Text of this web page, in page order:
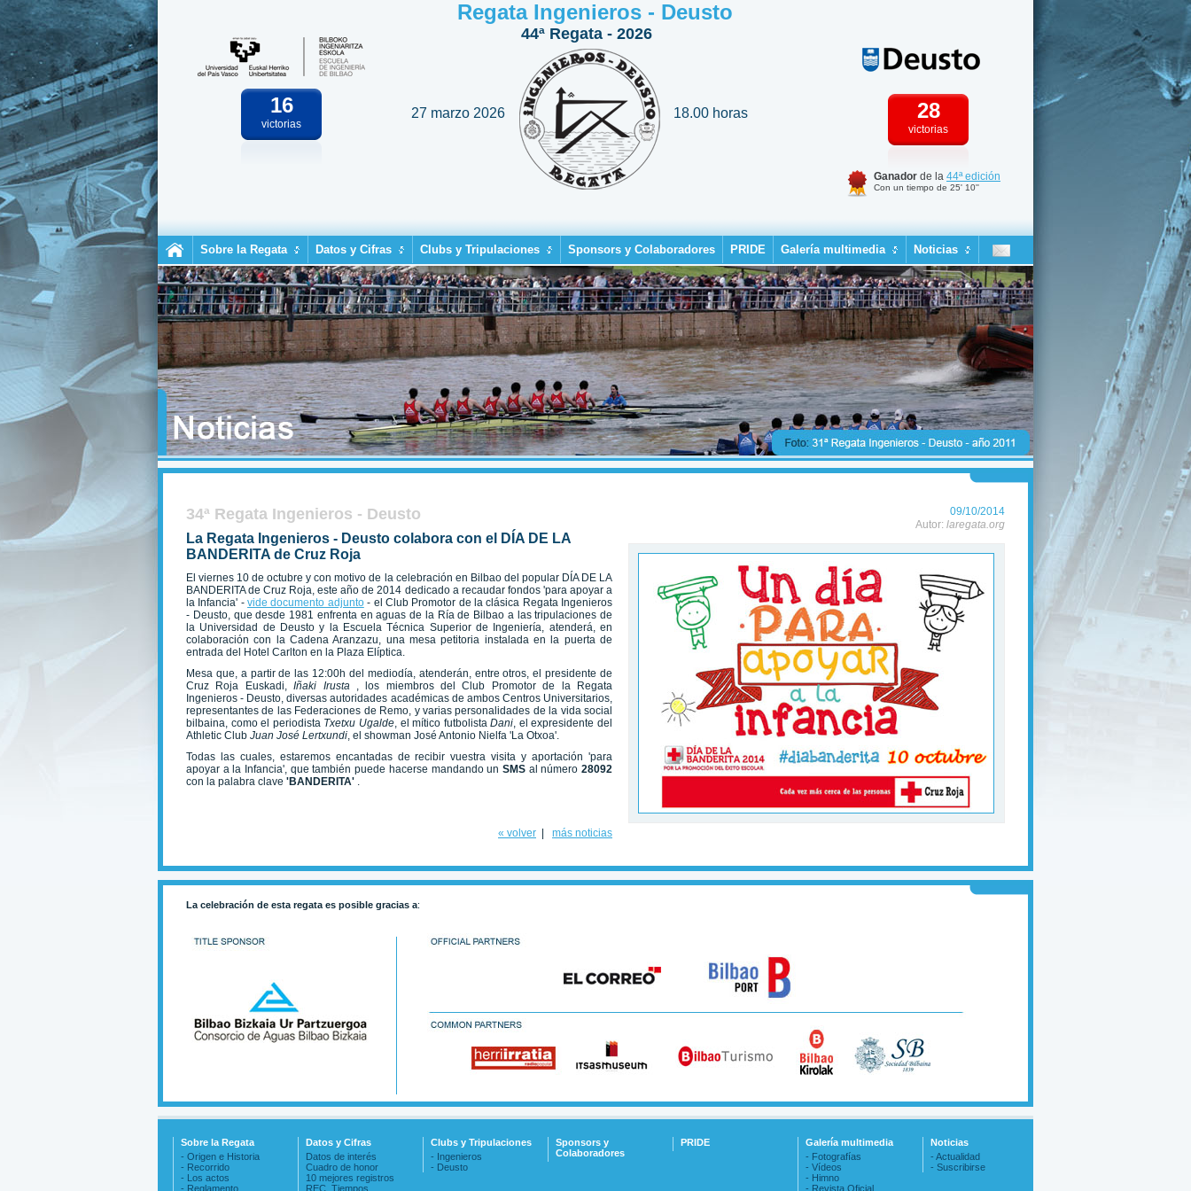
16
victorias
Regata Ingenieros - Deusto
44ª Regata - 2026
27 marzo 2026 18.00 horas 28
victorias
Ganador de la 44ª edición
Con un tiempo de 25' 10''
Sobre la Regata Datos y Cifras Clubs y Tripulaciones Sponsors y Colaboradores PRIDE Galería multimedia Noticias
34ª Regata Ingenieros - Deusto
09/10/2014
Autor: laregata.org
La Regata Ingenieros - Deusto colabora con el DÍA DE LA
BANDERITA de Cruz Roja
El viernes 10 de octubre y con motivo de la celebración en Bilbao del popular DÍA DE LA
BANDERITA de Cruz Roja, este año de 2014 dedicado a recaudar fondos 'para apoyar a
la Infancia' -vide documento adjunto- el Club Promotor de la clásica Regata Ingenieros
- Deusto, que desde 1981 enfrenta en aguas de la Ría de Bilbao a las tripulaciones de
la Universidad de Deusto y la Escuela Técnica Superior de Ingeniería, atenderá, en
colaboración con la Cadena Aranzazu, una mesa petitoria instalada en la puerta de
entrada del Hotel Carlton en la Plaza Elíptica.
Mesa que, a partir de las 12:00h del mediodía, atenderán, entre otros, el presidente de
Cruz Roja Euskadi,Iñaki Irusta , los miembros del Club Promotor de la Regata
Ingenieros - Deusto, diversas autoridades académicas de ambos Centros Universitarios,
representantes de las Federaciones de Remo, y varias personalidades de la vida social
bilbaina, como el periodista Txetxu Ugalde, el mítico futbolistaDani, el expresidente del
Athletic Club Juan José Lertxundi, el showman José Antonio Nielfa 'La Otxoa'.
Todas las cuales, estaremos encantadas de recibir vuestra visita y aportación 'para
apoyar a la Infancia', que también puede hacerse mandando un SMS al número28092
con la palabra clave 'BANDERITA' .
« volver más noticias
La celebración de esta regata es posible gracias a:
Sobre la Regata
- Origen e Historia
- Recorrido
- Los actos
- Reglamento
Datos y Cifras
Datos de interés
Cuadro de honor
10 mejores registros
REC. Tiempos
Clubs y Tripulaciones
- Ingenieros
- Deusto
Sponsors y
Colaboradores
PRIDE
Galería multimedia
- Fotografías
- Vídeos
- Himno
- Revista Oficial
Noticias
- Actualidad
- Suscribirse